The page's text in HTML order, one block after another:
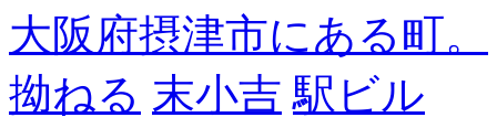
大阪府摂津市にある町。
拗ねる 末小吉 駅ビル